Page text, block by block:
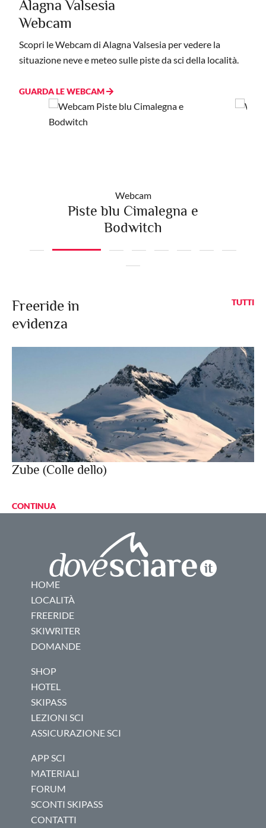
Alagna Valsesia
Webcam
Scopri le Webcam di Alagna Valsesia per vedere la
situazione neve e meteo sulle piste da sci della località.
GUARDA LE WEBCAM
Webcam
Piste blu Cimalegna e
Bodwitch
Freeride in
evidenza
TUTTI
Zube (Colle dello)
CONTINUA
HOME
LOCALITÀ
FREERIDE
SKIWRITER
DOMANDE
SHOP
HOTEL
SKIPASS
LEZIONI SCI
ASSICURAZIONE SCI
APP SCI
MATERIALI
FORUM
SCONTI SKIPASS
CONTATTI